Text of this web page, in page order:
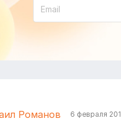
Романов 6 февраля